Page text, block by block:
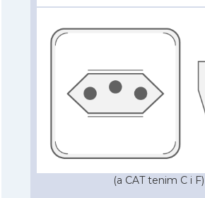
(a CAT tenim C i F)